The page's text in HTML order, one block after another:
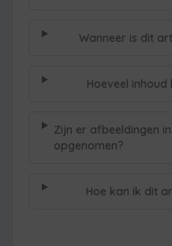
Wanneer is dit
Hoeveel
Zijn er afbeeldingen
opgenomen?
Hoe kan ik dit